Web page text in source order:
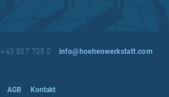
+43 507 705 0
info@hoehenwerkstatt.com
AGB Kontakt